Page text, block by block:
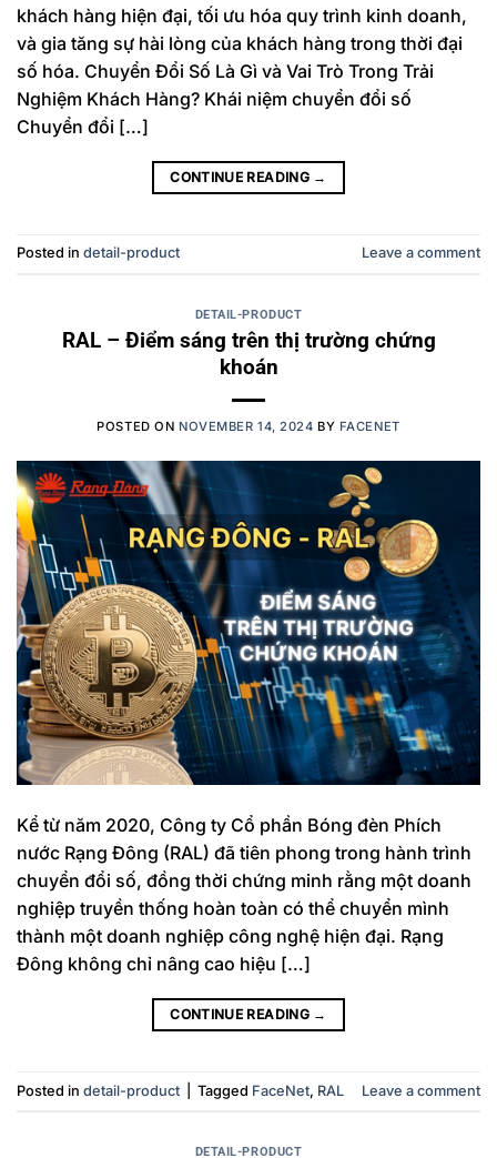
khách hàng hiện đại, tối ưu hóa quy trình kinh doanh,
và gia tăng sự hài lòng của khách hàng trong thời đại
số hóa. Chuyển Đổi Số Là Gì và Vai Trò Trong Trải
Nghiệm Khách Hàng? Khái niệm chuyển đổi số
Chuyển đổi […]
CONTINUE READING →
Posted in detail-product Leave a comment
DETAIL-PRODUCT
RAL – Điểm sáng trên thị trường chứng
khoán
POSTED ON NOVEMBER 14, 2024 BY FACENET
Kể từ năm 2020, Công ty Cổ phần Bóng đèn Phích
nước Rạng Đông (RAL) đã tiên phong trong hành trình
chuyển đổi số, đồng thời chứng minh rằng một doanh
nghiệp truyền thống hoàn toàn có thể chuyển mình
thành một doanh nghiệp công nghệ hiện đại. Rạng
Đông không chỉ nâng cao hiệu […]
CONTINUE READING →
Posted in detail-product Tagged FaceNet, RAL Leave a comment
DETAIL-PRODUCT